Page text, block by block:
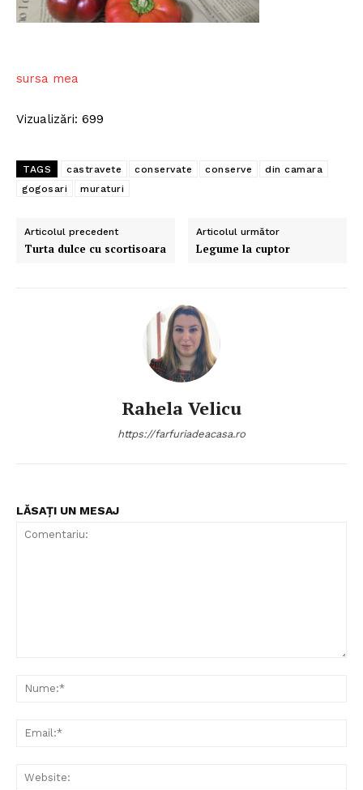
sursa mea
Vizualizări: 699
TAGS castravete conservate conserve
din camara
gogosari
muraturi
Articolul precedent
Turta dulce cu scortisoara
Articolul următor
Legume la cuptor
Rahela Velicu
https://farfuriadeacasa.ro
LĂSAȚI UN MESAJ